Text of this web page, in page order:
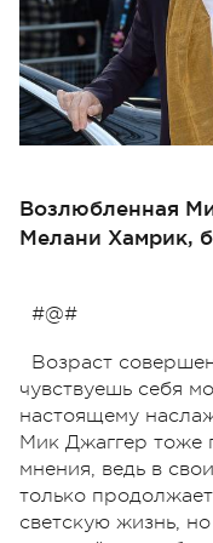
Возлюбленная
Мелани Хамрик,
#@#
Возраст
чувствуешь себя
настоящему
Мик Джаггер тоже
мнения, ведь в
только
светскую жизнь,